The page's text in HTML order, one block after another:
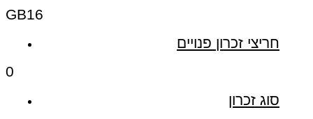
16
GB
חריצי זכרון פנויים
0
סוג זכרון